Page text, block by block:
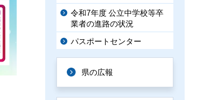
令和7年度 公立中学校等卒
業者の進路の状況
パスポートセンター
県の広報